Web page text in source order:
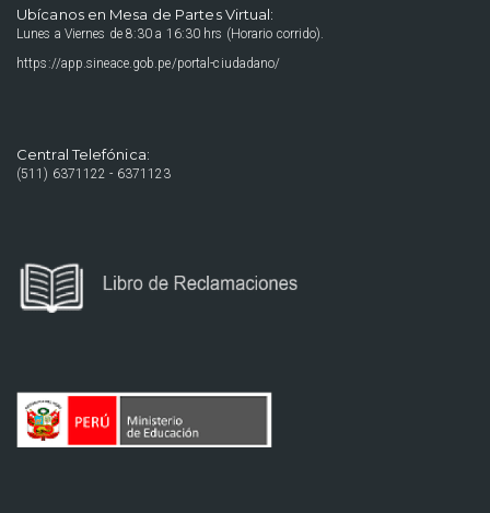
Ubícanos en Mesa de Partes Virtual:
Lunes a Viernes de 8:30 a 16:30 hrs (Horario corrido).
https://app.sineace.gob.pe/portal-ciudadano/
Central Telefónica:
(511) 6371122 - 6371123